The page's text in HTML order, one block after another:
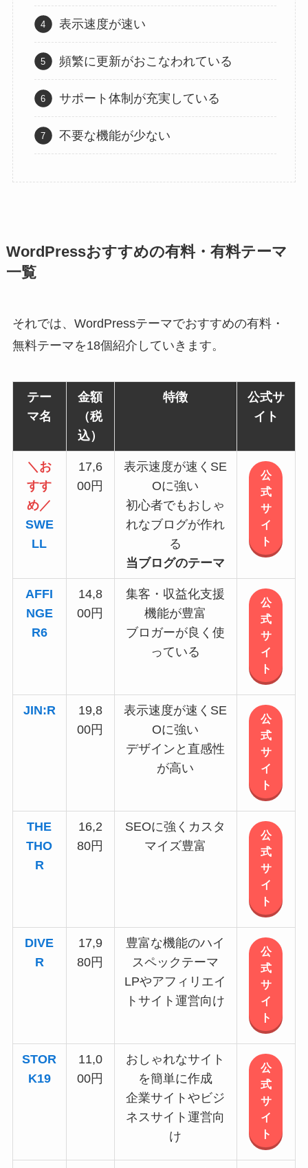
表示速度が速い
頻繁に更新がおこなわれている
サポート体制が充実している
不要な機能が少ない
WordPressおすすめの有料・有料テーマ
一覧
それでは、WordPressテーマでおすすめの有料・
無料テーマを18個紹介していきます。
テー
マ名
金額
（税
込）
特徴
公式サ
イト
＼お
すす
め／
SWE
LL
17,6
00円
表示速度が速くSE
Oに強い
初心者でもおしゃ
れなブログが作れ
る
当ブログのテーマ
公
式
サ
イ
ト
AFFI
NGE
R6
14,8
00円
集客・収益化支援
機能が豊富
ブロガーが良く使
っている
公
式
サ
イ
ト
JIN:R
19,8
00円
表示速度が速くSE
Oに強い
デザインと直感性
が高い
公
式
サ
イ
ト
THE
THO
R
16,2
80円
SEOに強くカスタ
マイズ豊富
公
式
サ
イ
ト
DIVE
R
17,9
80円
豊富な機能のハイ
スペックテーマ
LPやアフィリエイ
トサイト運営向け
公
式
サ
イ
ト
STOR
K19
11,0
00円
おしゃれなサイト
を簡単に作成
企業サイトやビジ
ネスサイト運営向
け
公
式
サ
イ
ト